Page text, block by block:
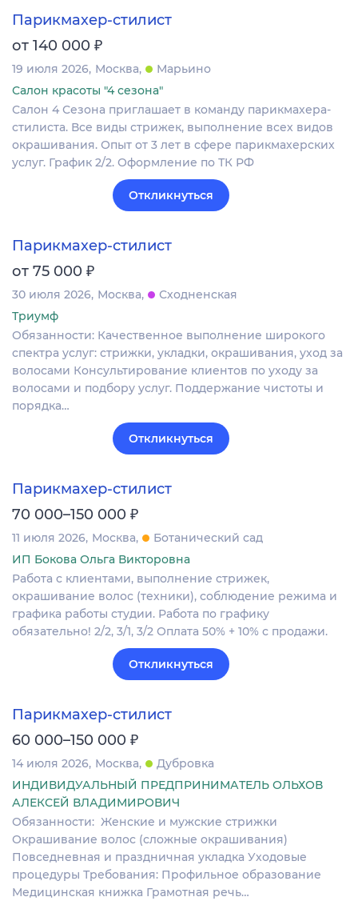
Парикмахер-стилист
от 140 000 ₽
19 июля 2026 Москва
Марьино
Салон красоты "4 сезона"
Салон 4 Сезона приглашает в команду парикмахера-
стилиста. Все виды стрижек, выполнение всех видов
окрашивания. Опыт от 3 лет в сфере парикмахерских
услуг. График 2/2. Оформление по ТК РФ
Откликнуться
Парикмахер-стилист
от 75 000 ₽
30 июля 2026 Москва
Сходненская
Триумф
Обязанности: Качественное выполнение широкого
спектра услуг: стрижки, укладки, окрашивания, уход за
волосами Консультирование клиентов по уходу за
волосами и подбору услуг. Поддержание чистоты и
порядка…
Откликнуться
Парикмахер-стилист
70 000–150 000 ₽
11 июля 2026 Москва
Ботанический сад
ИП Бокова Ольга Викторовна
Работа с клиентами, выполнение стрижек,
окрашивание волос (техники), соблюдение режима и
графика работы студии. Работа по графику
обязательно! 2/2, 3/1, 3/2 Оплата 50% + 10% с продажи.
Откликнуться
Парикмахер-стилист
60 000–150 000 ₽
14 июля 2026 Москва
Дубровка
ИНДИВИДУАЛЬНЫЙ ПРЕДПРИНИМАТЕЛЬ ОЛЬХОВ
АЛЕКСЕЙ ВЛАДИМИРОВИЧ
Обязанности: Женские и мужские стрижки
Окрашивание волос (сложные окрашивания)
Повседневная и праздничная укладка Уходовые
процедуры Требования: Профильное образование
Медицинская книжка Грамотная речь…